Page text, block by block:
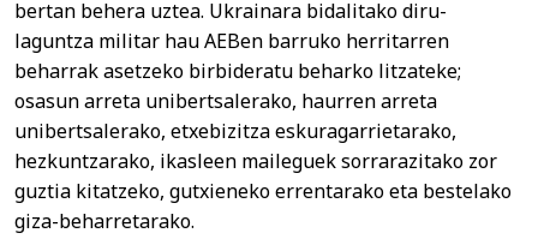
bertan behera uztea. Ukrainara bidalitako diru-
laguntza militar hau AEBen barruko herritarren
beharrak asetzeko birbideratu beharko litzateke;
osasun arreta unibertsalerako, haurren arreta
unibertsalerako, etxebizitza eskuragarrietarako,
hezkuntzarako, ikasleen maileguek sorrarazitako zor
guztia kitatzeko, gutxieneko errentarako eta bestelako
giza-beharretarako.